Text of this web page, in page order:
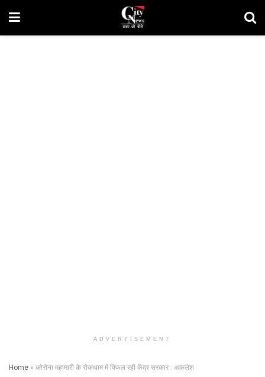
ADVERTISEMENT
Home » कोरोना महामारी के रोकथाम में विफल रही केंद्र सरकार : अकलेश